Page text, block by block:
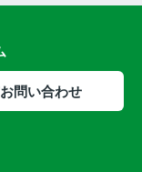
お問い合わせ